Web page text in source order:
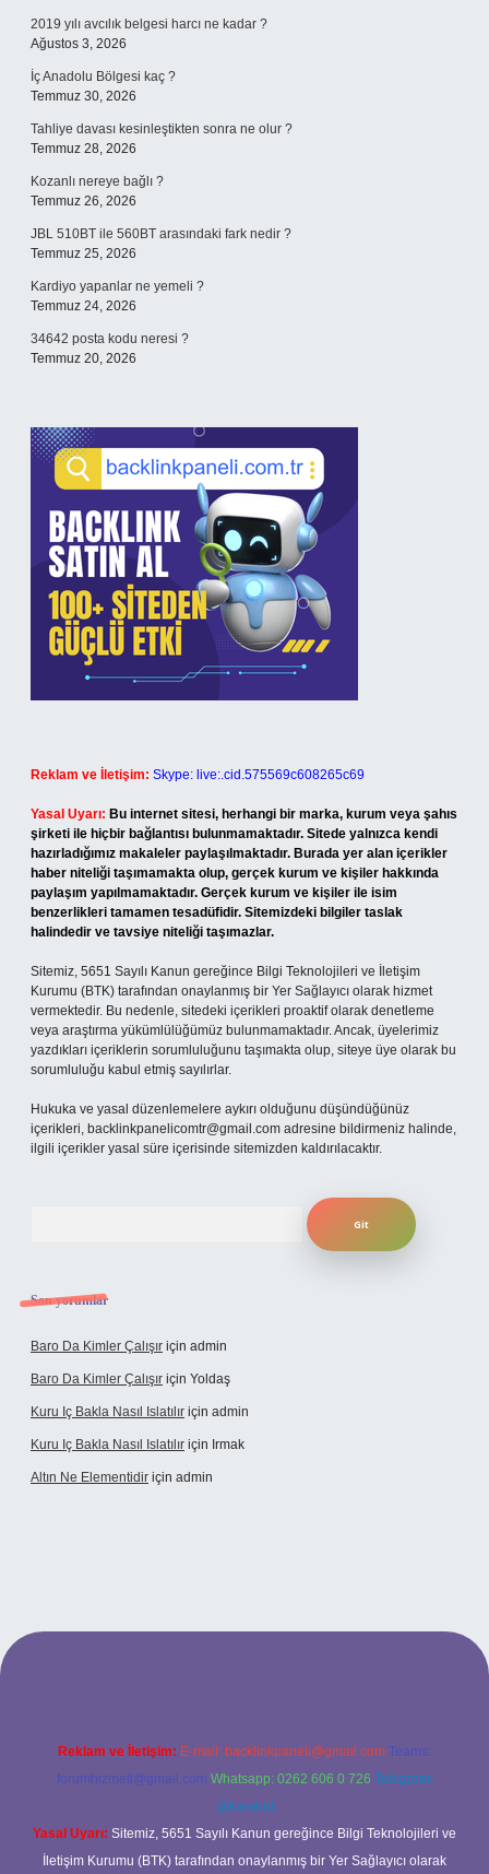
2019 yılı avcılık belgesi harcı ne kadar ?
Ağustos 3, 2026
İç Anadolu Bölgesi kaç ?
Temmuz 30, 2026
Tahliye davası kesinleştikten sonra ne olur ?
Temmuz 28, 2026
Kozanlı nereye bağlı ?
Temmuz 26, 2026
JBL 510BT ile 560BT arasındaki fark nedir ?
Temmuz 25, 2026
Kardiyo yapanlar ne yemeli ?
Temmuz 24, 2026
34642 posta kodu neresi ?
Temmuz 20, 2026
Reklam ve İletişim: Skype: live:.cid.575569c608265c69
Yasal Uyarı: Bu internet sitesi, herhangi bir marka, kurum veya şahıs
şirketi ile hiçbir bağlantısı bulunmamaktadır. Sitede yalnızca kendi
hazırladığımız makaleler paylaşılmaktadır. Burada yer alan içerikler
haber niteliği taşımamakta olup, gerçek kurum ve kişiler hakkında
paylaşım yapılmamaktadır. Gerçek kurum ve kişiler ile isim
benzerlikleri tamamen tesadüfidir. Sitemizdeki bilgiler taslak
halindedir ve tavsiye niteliği taşımazlar.
Sitemiz, 5651 Sayılı Kanun gereğince Bilgi Teknolojileri ve İletişim
Kurumu (BTK) tarafından onaylanmış bir Yer Sağlayıcı olarak hizmet
vermektedir. Bu nedenle, sitedeki içerikleri proaktif olarak denetleme
veya araştırma yükümlülüğümüz bulunmamaktadır. Ancak, üyelerimiz
yazdıkları içeriklerin sorumluluğunu taşımakta olup, siteye üye olarak bu
sorumluluğu kabul etmiş sayılırlar.
Hukuka ve yasal düzenlemelere aykırı olduğunu düşündüğünüz
içerikleri, backlinkpanelicomtr@gmail.com adresine bildirmeniz halinde,
ilgili içerikler yasal süre içerisinde sitemizden kaldırılacaktır.
Son yorumlar
Baro Da Kimler Çalışır için admin
Baro Da Kimler Çalışır için Yoldaş
Kuru Iç Bakla Nasıl Islatılır için admin
Kuru Iç Bakla Nasıl Islatılır için Irmak
Altın Ne Elementidir için admin
betexper güncel giriş
Reklam ve İletişim: E-mail: backlinkpaneli@gmail.com Teams:
forumhizmeti@gmail.com Whatsapp: 0262 606 0 726 Telegram:
@karabul
Yasal Uyarı: Sitemiz, 5651 Sayılı Kanun gereğince Bilgi Teknolojileri ve
İletişim Kurumu (BTK) tarafından onaylanmış bir Yer Sağlayıcı olarak